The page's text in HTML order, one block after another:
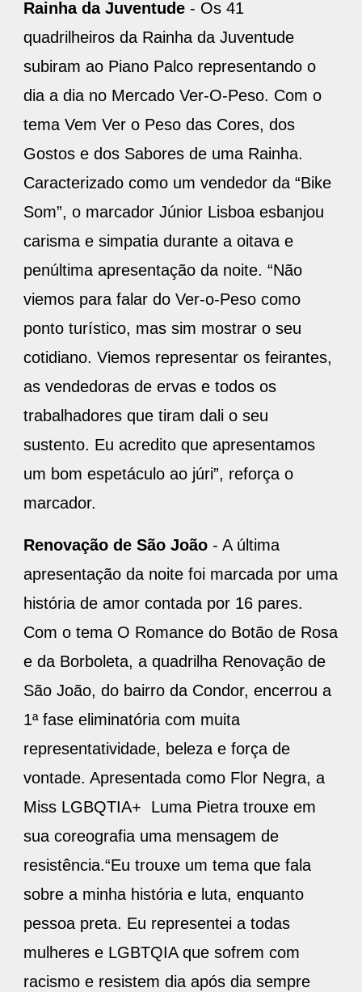
Rainha da Juventude - Os 41
quadrilheiros da Rainha da Juventude
subiram ao Piano Palco representando o
dia a dia no Mercado Ver-O-Peso. Com o
tema Vem Ver o Peso das Cores, dos
Gostos e dos Sabores de uma Rainha.
Caracterizado como um vendedor da “Bike
Som”, o marcador Júnior Lisboa esbanjou
carisma e simpatia durante a oitava e
penúltima apresentação da noite. “Não
viemos para falar do Ver-o-Peso como
ponto turístico, mas sim mostrar o seu
cotidiano. Viemos representar os feirantes,
as vendedoras de ervas e todos os
trabalhadores que tiram dali o seu
sustento. Eu acredito que apresentamos
um bom espetáculo ao júri”, reforça o
marcador.
Renovação de São João - A última
apresentação da noite foi marcada por uma
história de amor contada por 16 pares.
Com o tema O Romance do Botão de Rosa
e da Borboleta, a quadrilha Renovação de
São João, do bairro da Condor, encerrou a
1ª fase eliminatória com muita
representatividade, beleza e força de
vontade. Apresentada como Flor Negra, a
Miss LGBQTIA+ Luma Pietra trouxe em
sua coreografia uma mensagem de
resistência.“Eu trouxe um tema que fala
sobre a minha história e luta, enquanto
pessoa preta. Eu representei a todas
mulheres e LGBTQIA que sofrem com
racismo e resistem dia após dia sempre